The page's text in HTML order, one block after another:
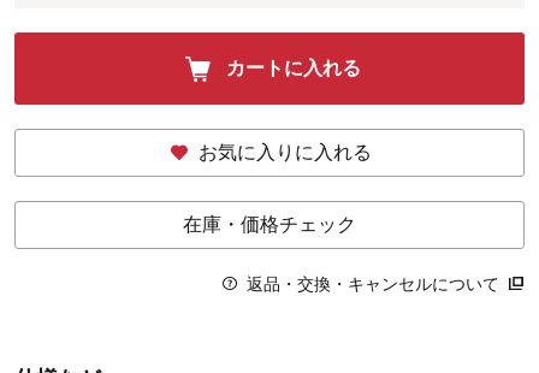
カートに入れる
お気に入りに入れる
在庫・価格チェック
返品・交換・キャンセルについて